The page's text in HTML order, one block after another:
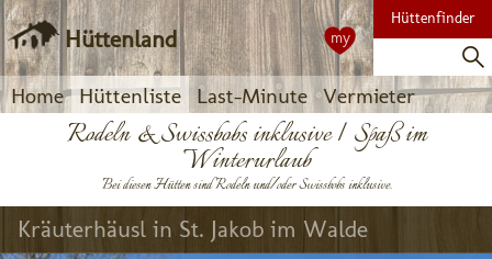
Hüttenland
Home Hüttenliste Last-Minute Vermieter
Hüttenfinder
my
Rodeln & Swissbobs inklusive | Spaß im
Winterurlaub
Bei diesen Hütten sind Rodeln und/oder Swissbobs inklusive.
Kräuterhäusl in St. Jakob im Walde